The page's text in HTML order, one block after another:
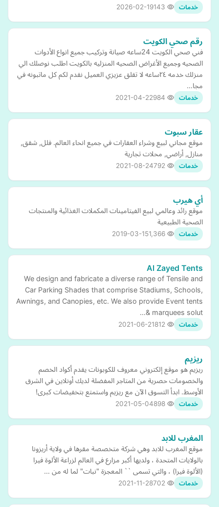
خدمات 2026-02-19
رقم صحي الكويت
فني صحي الكويت 24ساعه صيانة وتركيب جميع انواع الأدوات
الصحيه وجميع الأغراض الصحيه المنزليه بالكويت اطلب نوصلك الي
منزلك خدمه ٢٤ساعه لا تقلق عزيزي العميل نقدم لكم كل ماتبونه في
مجا…
خدمات 2021-04-22
عقار سبوت
موقع مجاني لبيع وشراء العقارات في جميع انحاء العالم. فلل, شقق,
منازل, أراضي, محلات تجارية
خدمات 2021-08-24
أي هيرب
موقع رائد وعالمي لبيع الفيتامينات المكملات الغذائية والمنتجات
الصحية الطبيعية
خدمات 2019-03-15
Al Zayed Tents
We design and fabricate a diverse range of Tensile and
Car Parking Shades that comprise Stadiums, Schools,
Awnings, and Canopies, etc. We also provide Event tents
& marquees solut…
خدمات 2021-06-21
ريزيم
ريزيم هو موقع إلكتروني معروف للكوبونات يقدم أكواد الخصم
والخصومات حصرية من المتاجر المفضلة لديك أونلاين في الشرق
الأوسط. ابدأ التسوق الآن مع ريزيم واستمتع بتخفيضات كبرى!
خدمات 2021-05-04
المغرب للابد
موقع المغرب للابد وهي شركة متخصصة مقرها في ولاية أريزونا
بالولايات المتحدة ، ولديها أكبر مزارع في العالم لزراعة الألوة فيرا
(الألوة فيرا) ، والتي تسمى `` المعجزة "نبات" لما له من …
خدمات 2021-11-28